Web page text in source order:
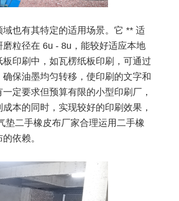
也有其特定的适用场景。它 ** 适
粒径在 6u - 8u，能较好适应本地
印刷中，如瓦楞纸板印刷，可通过
保油墨均匀转移，使印刷的文字和
定要求但预算有限的小型印刷厂，
本的同时，实现较好的印刷效果，
垫二手橡皮布厂家合理运用二手橡
依赖。